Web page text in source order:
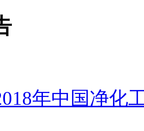
年中国净化